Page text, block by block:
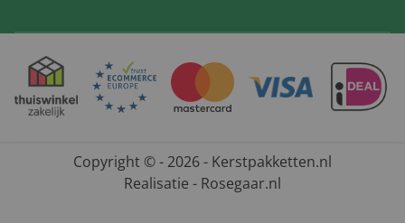
Copyright © - 2026 - Kerstpakketten.nl
Realisatie - Rosegaar.nl